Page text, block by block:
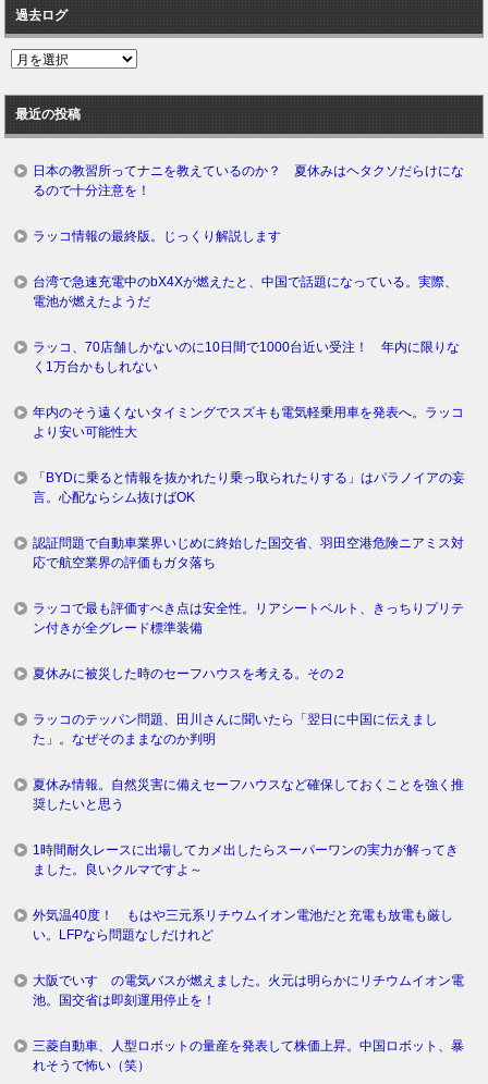
過去ログ
過
ロ
グ
最近の投稿
日本の教習所ってナニを教えているのか？ 夏休みはヘタクソだらけにな
るので十分注意を！
ラッコ情報の最終版。じっくり解説します
台湾で急速充電中のbX4Xが燃えたと、中国で話題になっている。実際、
電池が燃えたようだ
ラッコ、70店舗しかないのに10日間で1000台近い受注！ 年内に限りな
く1万台かもしれない
年内のそう遠くないタイミングでスズキも電気軽乗用車を発表へ。ラッコ
より安い可能性大
「BYDに乗ると情報を抜かれたり乗っ取られたりする」はパラノイアの妄
言。心配ならシム抜けばOK
認証問題で自動車業界いじめに終始した国交省、羽田空港危険ニアミス対
応で航空業界の評価もガタ落ち
ラッコで最も評価すべき点は安全性。リアシートベルト、きっちりプリテ
ン付きが全グレード標準装備
夏休みに被災した時のセーフハウスを考える。その２
ラッコのテッパン問題、田川さんに聞いたら「翌日に中国に伝えまし
た」。なぜそのままなのか判明
夏休み情報。自然災害に備えセーフハウスなど確保しておくことを強く推
奨したいと思う
1時間耐久レースに出場してカメ出したらスーパーワンの実力が解ってき
ました。良いクルマですよ～
外気温40度！ もはや三元系リチウムイオン電池だと充電も放電も厳し
い。LFPなら問題なしだけれど
大阪でいすゞの電気バスが燃えました。火元は明らかにリチウムイオン電
池。国交省は即刻運用停止を！
三菱自動車、人型ロボットの量産を発表して株価上昇。中国ロボット、暴
れそうで怖い（笑）